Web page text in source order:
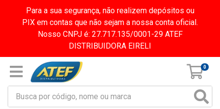
Para a sua segurança, não realizem depósitos ou
PIX em contas que não sejam a nossa conta oficial.
Nosso CNPJ é: 27.717.135/0001-29 ATEF
DISTRIBUIDORA EIRELI
0